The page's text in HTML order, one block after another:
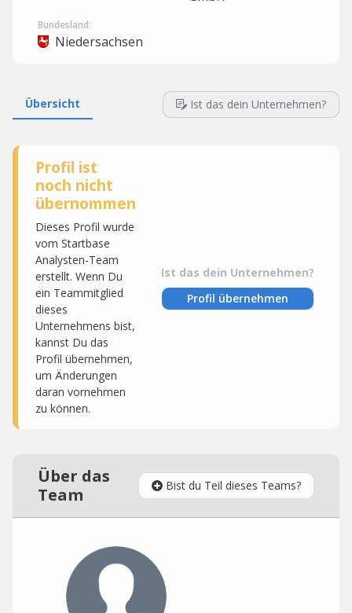
Bundesland:
Niedersachsen
Übersicht Ist das dein Unternehmen?
Profil ist
noch nicht
übernommen
Dieses Profil wurde
vom Startbase
Analysten-Team
erstellt. Wenn Du
ein Teammitglied
dieses
Unternehmens bist,
kannst Du das
Profil übernehmen,
um Änderungen
daran vornehmen
zu können.
Ist das dein Unternehmen?
Profil übernehmen
Über das
Team
Bist du Teil dieses Teams?